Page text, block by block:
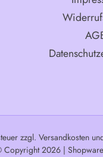
zzgl. Versandkosten
Copyright 2026 |